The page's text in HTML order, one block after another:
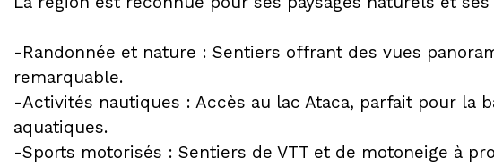
-Randonnée et nature : Sentiers offrant des vues
remarquable.
-Activités nautiques : Accès au lac Ataca, parfait pour la
aquatiques.
-Sports motorisés : Sentiers de VTT et de motoneige à